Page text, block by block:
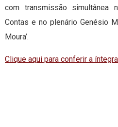
com transmissão simultânea
Contas e no plenário Genésio
Moura’.
Clique aqui para conferir a